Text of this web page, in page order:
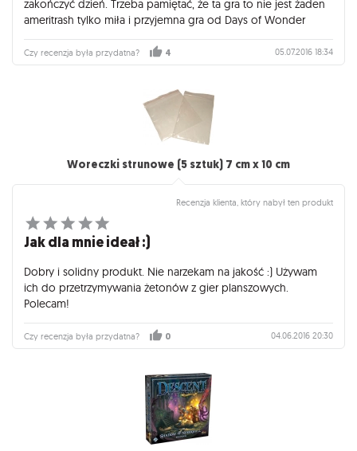
zakończyć dzień. Trzeba pamiętać, że ta gra to nie jest żaden
ameritrash tylko miła i przyjemna gra od Days of Wonder
Czy recenzja była przydatna? 4 05.07.2016 18:34
Woreczki strunowe (5 sztuk) 7 cm x 10 cm
Recenzja klienta, który nabył ten produkt
Jak dla mnie ideał :)
Dobry i solidny produkt. Nie narzekam na jakość :) Używam
ich do przetrzymywania żetonów z gier planszowych.
Polecam!
Czy recenzja była przydatna? 0 04.06.2016 20:30